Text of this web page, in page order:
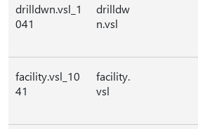
drilldwn.vsl_1
041
drilldw
n.vsl
facility.vsl_10
41
facility.
vsl